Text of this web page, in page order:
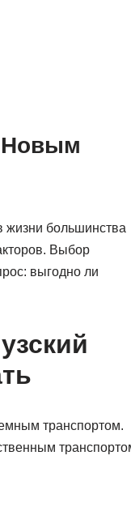
Новым
жизни большинства
Выбор
выгодно ли
транспортом.